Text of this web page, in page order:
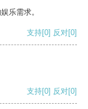
乐需求。
支持[0] 反对[0]
支持[0] 反对[0]